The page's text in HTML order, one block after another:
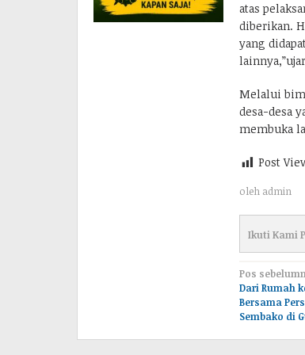
atas
diberikan.
yang
Melalui
desa-desa
membuka
Post
oleh admin
Ikuti Kami
pos
Pos
Dari Rumah
Bersama
Sembako di